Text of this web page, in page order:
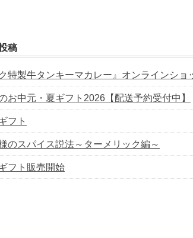
稿
ク特製牛タンキーマカレー』オンラインショ
お中元・夏ギフト2026【配送予約受付中】
フト
のスパイス説法～ターメリック編～
フト販売開始